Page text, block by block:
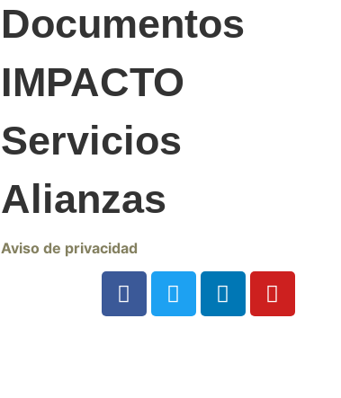
Documentos
IMPACTO
Servicios
Alianzas
Aviso de privacidad